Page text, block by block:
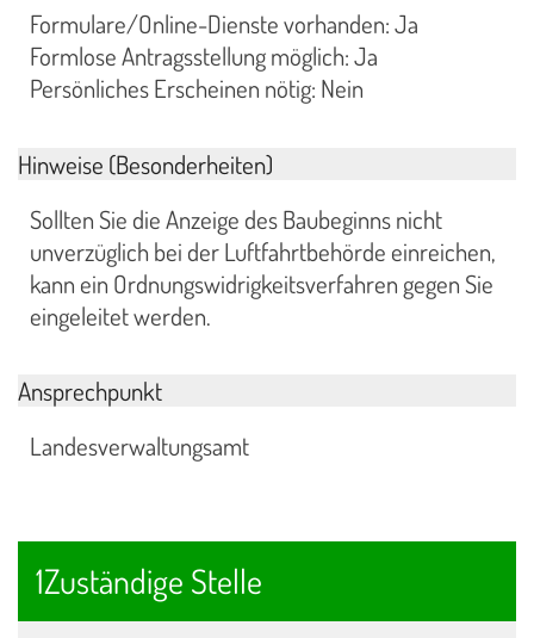
Formulare/Online-Dienste vorhanden: Ja
Formlose Antragsstellung möglich: Ja
Persönliches Erscheinen nötig: Nein
Hinweise (Besonderheiten)
Sollten Sie die Anzeige des Baubeginns nicht
unverzüglich bei der Luftfahrtbehörde einreichen,
kann ein Ordnungswidrigkeitsverfahren gegen Sie
eingeleitet werden.
Ansprechpunkt
Landesverwaltungsamt
1Zuständige Stelle